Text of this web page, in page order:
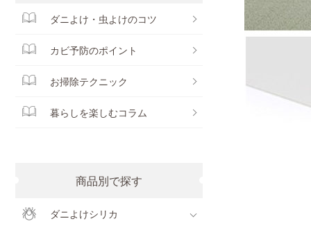
ダニよけ・虫よけのコツ
カビ予防のポイント
お掃除テクニック
暮らしを楽しむコラム
商品別で探す
ダニよけシリカ